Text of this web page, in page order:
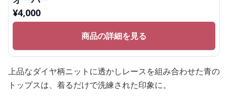
¥4,000
商品の詳細を見る
上品なダイヤ柄ニットに透かしレースを組み合わせた青の
トップスは、着るだけで洗練された印象に。